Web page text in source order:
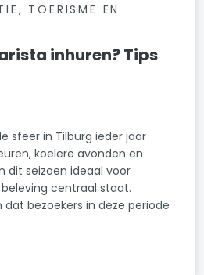
TOERISME EN
inhuren? Tips
sfeer in Tilburg ieder jaar
koelere avonden en
dit seizoen ideaal voor
centraal staat.
bezoekers in deze periode